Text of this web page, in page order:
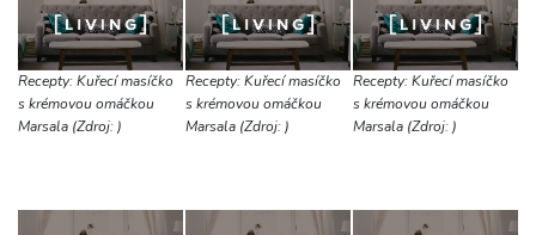
Recepty: Kuřecí masíčko
s krémovou omáčkou
Marsala (Zdroj: )
Recepty: Kuřecí masíčko
s krémovou omáčkou
Marsala (Zdroj: )
Recepty: Kuřecí masíčko
s krémovou omáčkou
Marsala (Zdroj: )